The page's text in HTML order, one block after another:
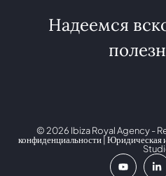
Надеемся
© 2026 Ibiza Royal Agency -
конфиденциальности|Юридическая